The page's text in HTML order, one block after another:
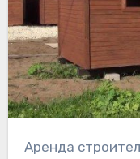
Аренда строительного вагончика